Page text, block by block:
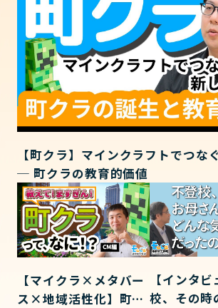
【町クラ】マインクラフトでつな
─ 町クラの教育的価値
【マイクラ×メタバー
ス×地域活性化】町ク
【インタ
校、その時